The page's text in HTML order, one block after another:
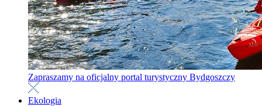
Zapraszamy na oficjalny portal turystyczny Bydgoszczy
Ekologia